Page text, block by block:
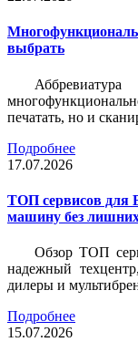
выбрать
печатать, но и
Подробнее
17.07.2026
ТОП сервисов для
машину без
Обзор ТОП
надежный
дилеры и
Подробнее
15.07.2026